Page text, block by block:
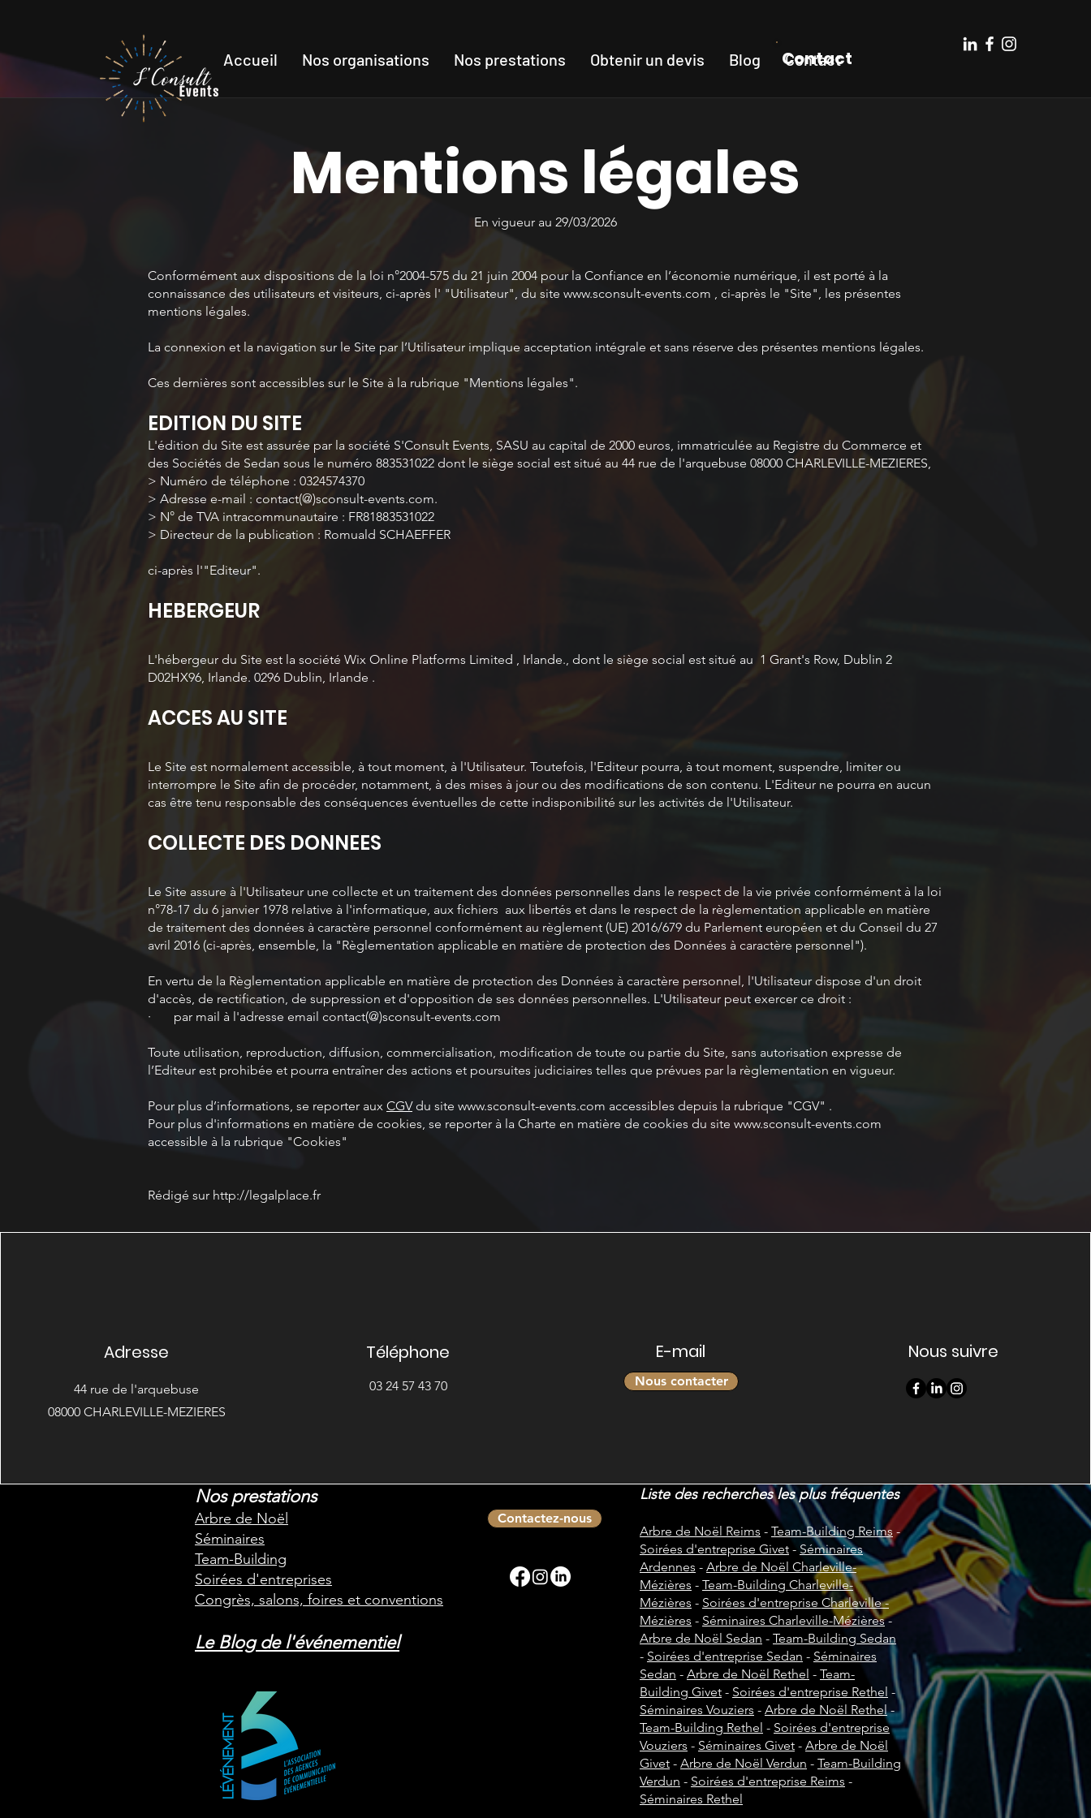
Accueil Nos organisations Nos prestations Obtenir un devis Blog Contact
Contact
Mentions légales
En vigueur au 29/03/2026
Conformément aux dispositions de la loi n°2004-575 du 21 juin 2004 pour la Confiance en l’économie numérique, il est porté à la
connaissance des utilisateurs et visiteurs, ci-après l' "Utilisateur", du site www.sconsult-events.com , ci-après le "Site", les présentes
mentions légales.
La connexion et la navigation sur le Site par l’Utilisateur implique acceptation intégrale et sans réserve des présentes mentions légales.
Ces dernières sont accessibles sur le Site à la rubrique "Mentions légales".
EDITION DU SITE
L'édition du Site est assurée par la société S'Consult Events, SASU au capital de 2000 euros, immatriculée au Registre du Commerce et
des Sociétés de Sedan sous le numéro 883531022 dont le siège social est situé au 44 rue de l'arquebuse 08000 CHARLEVILLE-MEZIERES,
> Numéro de téléphone : 0324574370
> Adresse e-mail : contact(@)sconsult-events.com.
> N° de TVA intracommunautaire : FR81883531022
> Directeur de la publication : Romuald SCHAEFFER
ci-après l'"Editeur".
HEBERGEUR
L'hébergeur du Site est la société Wix Online Platforms Limited , Irlande., dont le siège social est situé au 1 Grant's Row, Dublin 2
D02HX96, Irlande. 0296 Dublin, Irlande .
ACCES AU SITE
Le Site est normalement accessible, à tout moment, à l'Utilisateur. Toutefois, l'Editeur pourra, à tout moment, suspendre, limiter ou
interrompre le Site afin de procéder, notamment, à des mises à jour ou des modifications de son contenu. L'Editeur ne pourra en aucun
cas être tenu responsable des conséquences éventuelles de cette indisponibilité sur les activités de l'Utilisateur.
COLLECTE DES DONNEES
Le Site assure à l'Utilisateur une collecte et un traitement des données personnelles dans le respect de la vie privée conformément à la loi
n°78-17 du 6 janvier 1978 relative à l'informatique, aux fichiers aux libertés et dans le respect de la règlementation applicable en matière
de traitement des données à caractère personnel conformément au règlement (UE) 2016/679 du Parlement européen et du Conseil du 27
avril 2016 (ci-après, ensemble, la "Règlementation applicable en matière de protection des Données à caractère personnel").
En vertu de la Règlementation applicable en matière de protection des Données à caractère personnel, l'Utilisateur dispose d'un droit
d'accès, de rectification, de suppression et d'opposition de ses données personnelles. L'Utilisateur peut exercer ce droit :
· par mail à l'adresse email contact(@)sconsult-events.com
Toute utilisation, reproduction, diffusion, commercialisation, modification de toute ou partie du Site , sans autorisation expresse de
l’Editeur est prohibée et pourra entraîner des actions et poursuites judiciaires telles que prévues par la règlementation en vigueur.
Pour plus d’informations, se reporter aux CGVdu site www.sconsult-events.com accessibles depuis la rubrique "CGV" .
Pour plus d'informations en matière de cookies, se reporter à la Charte en matière de cookies du site www.sconsult-events.com
accessible à la rubrique "Cookies"
Rédigé sur http://legalplace.fr
Adresse
44 rue de l'arquebuse
08000 CHARLEVILLE-MEZIERES
Téléphone
03 24 57 43 70
E-mail
Nous contacter
Nous suivre
Nos prestations
Arbre de Noël
Séminaires
Team-Building
Soirées d'entreprises
Congrès, salons, foires et conventions
Le Blog de l'événementiel
Contactez-nous
Liste des recherches les plus fréquentes
Arbre de Noël Reims - Team-Building Reims -
Soirées d'entreprise Givet - Séminaires
Ardennes - Arbre de Noël Charleville-
Mézières - Team-Building Charleville-
Mézières - Soirées d'entreprise Charleville -
Mézières - Séminaires Charleville-Mézières-
Arbre de Noël Sedan - Team-Building Sedan
- Soirées d'entreprise Sedan - Séminaires
Sedan - Arbre de Noël Rethel - Team-
Building Givet - Soirées d'entreprise Rethel -
Séminaires Vouziers - Arbre de Noël Rethel-
Team-Building Rethel - Soirées d'entreprise
Vouziers - Séminaires Givet - Arbre de Noël
Givet - Arbre de Noël Verdun - Team-Building
Verdun - Soirées d'entreprise Reims -
Séminaires Rethel